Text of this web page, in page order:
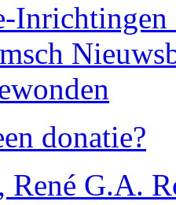
Inrichtingen
donatie?
G.A.